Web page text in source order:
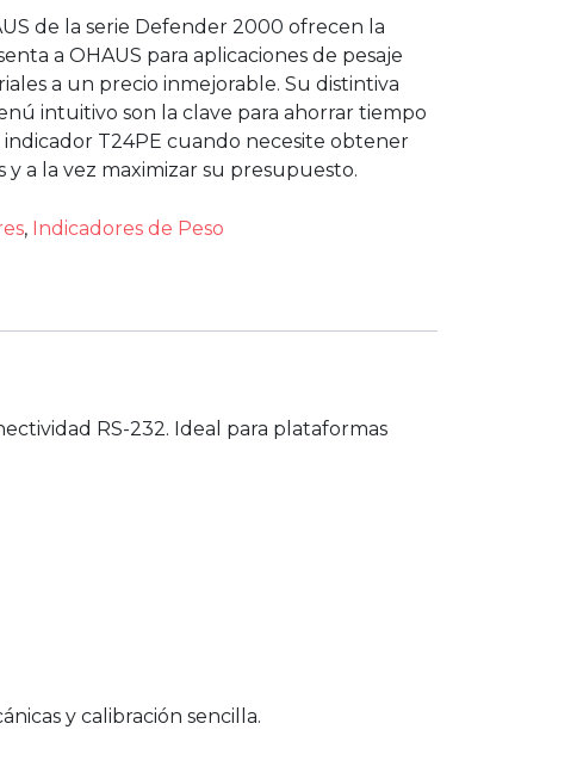
de la serie Defender 2000 ofrecen la
a OHAUS para aplicaciones de pesaje
a un precio inmejorable. Su distintiva
intuitivo son la clave para ahorrar tiempo
indicador T24PE cuando necesite obtener
a la vez maximizar su presupuesto.
, Indicadores de Peso
RS-232. Ideal para plataformas
y calibración sencilla.